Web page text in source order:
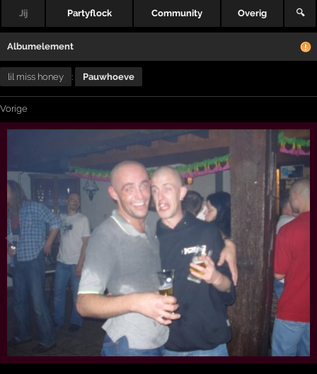
Jij Partyflock Community Overig 🔍
Albumelement
lil miss honey : Pauwhoeve
Vorige